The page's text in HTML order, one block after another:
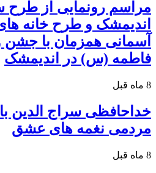
مراسم رونمایی از طرح
اندیمشک و طرح خانه
آسمانی همزمان با
فاطمه (س) در اندیمشک
8 ماه قبل
خداحافظی سراج الدین
مردمی نغمه های عشق
8 ماه قبل